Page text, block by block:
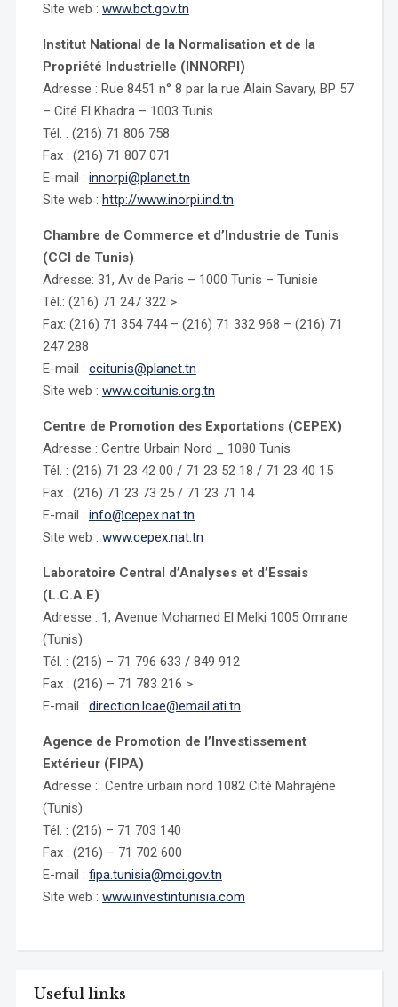
Useful links
Site web : www.bct.gov.tn
Institut National de la Normalisation et de la
Propriété Industrielle (INNORPI)
Adresse : Rue 8451 n° 8 par la rue Alain Savary, BP 57
– Cité El Khadra – 1003 Tunis
Tél. : (216) 71 806 758
Fax : (216) 71 807 071
E-mail : innorpi@planet.tn
Site web : http://www.inorpi.ind.tn
Chambre de Commerce et d’Industrie de Tunis
(CCI de Tunis)
Adresse: 31, Av de Paris – 1000 Tunis – Tunisie
Tél.: (216) 71 247 322 >
Fax: (216) 71 354 744 – (216) 71 332 968 – (216) 71
247 288
E-mail : ccitunis@planet.tn
Site web : www.ccitunis.org.tn
Centre de Promotion des Exportations (CEPEX)
Adresse : Centre Urbain Nord _ 1080 Tunis
Tél. : (216) 71 23 42 00 / 71 23 52 18 / 71 23 40 15
Fax : (216) 71 23 73 25 / 71 23 71 14
E-mail : info@cepex.nat.tn
Site web : www.cepex.nat.tn
Laboratoire Central d’Analyses et d’Essais
(L.C.A.E)
Adresse : 1, Avenue Mohamed El Melki 1005 Omrane
(Tunis)
Tél. : (216) – 71 796 633 / 849 912
Fax : (216) – 71 783 216 >
E-mail : direction.lcae@email.ati.tn
Agence de Promotion de l’Investissement
Extérieur (FIPA)
Adresse : Centre urbain nord 1082 Cité Mahrajène
(Tunis)
Tél. : (216) – 71 703 140
Fax : (216) – 71 702 600
E-mail : fipa.tunisia@mci.gov.tn
Site web : www.investintunisia.com